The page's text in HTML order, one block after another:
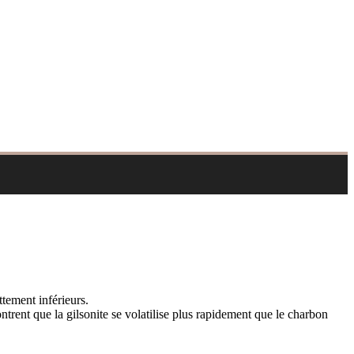
inférieurs.
que la gilsonite se volatilise plus rapidement que le charbon